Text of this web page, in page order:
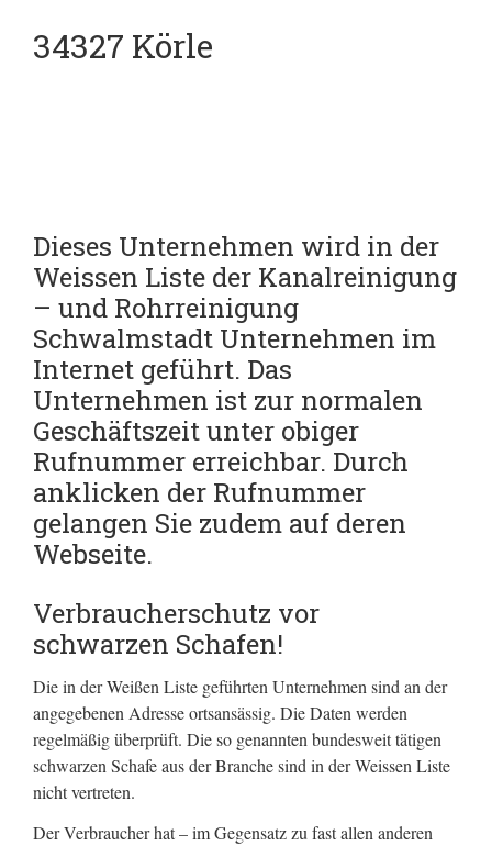
34327 Körle
Dieses Unternehmen wird in der
Weissen Liste der Kanalreinigung
– und Rohrreinigung
Schwalmstadt Unternehmen im
Internet geführt. Das
Unternehmen ist zur normalen
Geschäftszeit unter obiger
Rufnummer erreichbar. Durch
anklicken der Rufnummer
gelangen Sie zudem auf deren
Webseite.
Verbraucherschutz vor
schwarzen Schafen!
Die in der Weißen Liste geführten Unternehmen sind an der
angegebenen Adresse ortsansässig. Die Daten werden
regelmäßig überprüft. Die so genannten bundesweit tätigen
schwarzen Schafe aus der Branche sind in der Weissen Liste
nicht vertreten.
Der Verbraucher hat – im Gegensatz zu fast allen anderen